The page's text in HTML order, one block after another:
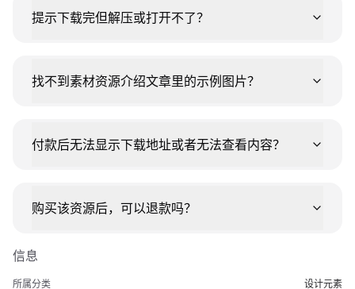
提示下载完但解压或打开不了？
找不到素材资源介绍文章里的示例图片？
付款后无法显示下载地址或者无法查看内容？
购买该资源后，可以退款吗？
信息
所属分类
设计元素